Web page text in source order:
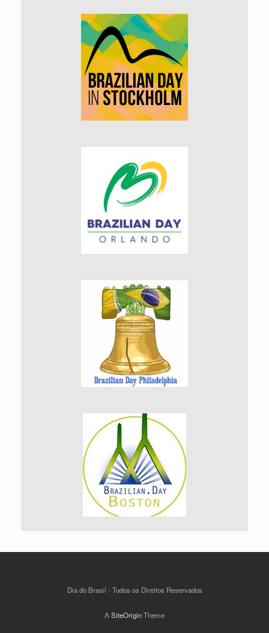
Dia do Brasil - Todos os Direitos Reservados
ASiteOriginTheme